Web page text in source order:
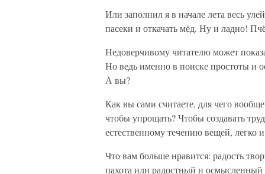
Или заполнил я в начале лета весь
пасеки и откачать мёд. Ну и ладно!
Недоверчивому читателю может
Но ведь именно в поиске простоты и
А вы?
Как вы сами считаете, для чего
чтобы упрощать? Чтобы создавать
естественному течению вещей, легко
Что вам больше нравится: радость
пахота или радостный и осмысленный